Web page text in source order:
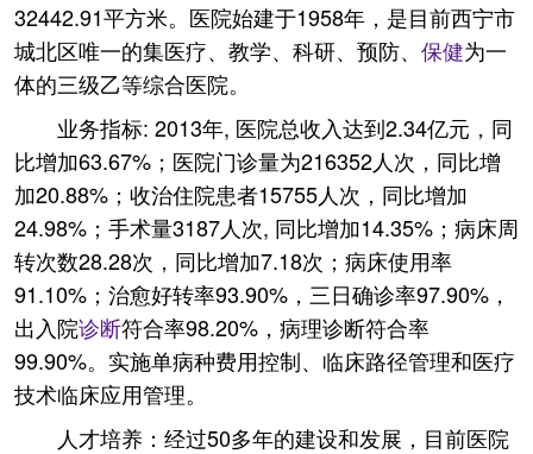
32442.91平方米。医院始建于1958年，是目前西宁市
城北区唯一的集医疗、教学、科研、预防、 保健为一
体的三级乙等综合医院。
业务指标: 2013年, 医院总收入达到2.34亿元，同
比增加63.67%；医院门诊量为216352人次，同比增
加20.88%；收治住院患者15755人次，同比增加
24.98%；手术量3187人次, 同比增加14.35%；病床周
转次数28.28次，同比增加7.18次；病床使用率
91.10%；治愈好转率93.90%，三日确诊率97.90%，
出入院诊断符合率98.20%，病理诊断符合率
99.90%。实施单病种费用控制、临床路径管理和医疗
技术临床应用管理。
人才培养：经过50多年的建设和发展，目前医院